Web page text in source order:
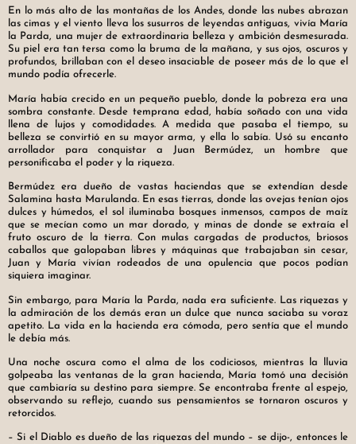
En lo más alto de las montañas de los Andes, donde las nubes abrazan
las cimas y el viento lleva los susurros de leyendas antiguas, vivía María
la Parda, una mujer de extraordinaria belleza y ambición desmesurada.
Su piel era tan tersa como la bruma de la mañana, y sus ojos, oscuros y
profundos, brillaban con el deseo insaciable de poseer más de lo que el
mundo podía ofrecerle.
María había crecido en un pequeño pueblo, donde la pobreza era una
sombra constante. Desde temprana edad, había soñado con una vida
llena de lujos y comodidades. A medida que pasaba el tiempo, su
belleza se convirtió en su mayor arma, y ella lo sabía. Usó su encanto
arrollador para conquistar a Juan Bermúdez, un hombre que
personificaba el poder y la riqueza.
Bermúdez era dueño de vastas haciendas que se extendían desde
Salamina hasta Marulanda. En esas tierras, donde las ovejas tenían ojos
dulces y húmedos, el sol iluminaba bosques inmensos, campos de maíz
que se mecían como un mar dorado, y minas de donde se extraía el
fruto oscuro de la tierra. Con mulas cargadas de productos, briosos
caballos que galopaban libres y máquinas que trabajaban sin cesar,
Juan y María vivían rodeados de una opulencia que pocos podían
siquiera imaginar.
Sin embargo, para María la Parda, nada era suficiente. Las riquezas y
la admiración de los demás eran un dulce que nunca saciaba su voraz
apetito. La vida en la hacienda era cómoda, pero sentía que el mundo
le debía más.
Una noche oscura como el alma de los codiciosos, mientras la lluvia
golpeaba las ventanas de la gran hacienda, María tomó una decisión
que cambiaría su destino para siempre. Se encontraba frente al espejo,
observando su reflejo, cuando sus pensamientos se tornaron oscuros y
retorcidos.
– Si el Diablo es dueño de las riquezas del mundo – se dijo-, entonces le